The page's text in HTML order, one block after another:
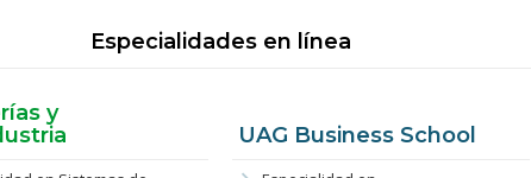
Especialidades en línea
y
UAG Business School